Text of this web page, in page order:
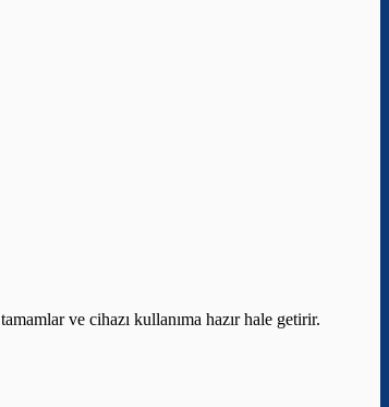
ve cihazı kullanıma hazır hale getirir.